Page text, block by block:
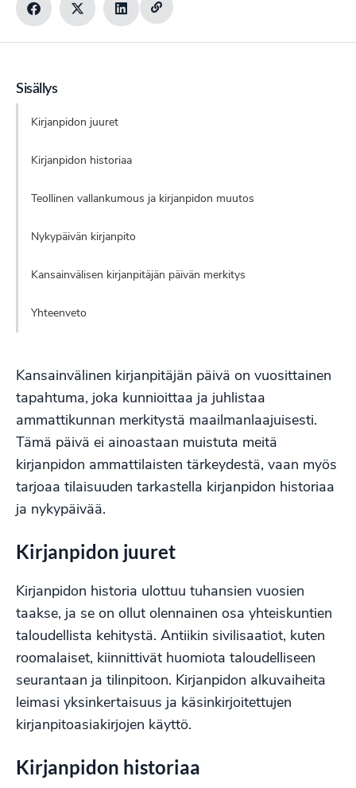
Sisällys
Kirjanpidon juuret
Kirjanpidon historiaa
Teollinen vallankumous ja kirjanpidon muutos
Nykypäivän kirjanpito
Kansainvälisen kirjanpitäjän päivän merkitys
Yhteenveto
Kansainvälinen kirjanpitäjän päivä on vuosittainen
tapahtuma, joka kunnioittaa ja juhlistaa
ammattikunnan merkitystä maailmanlaajuisesti.
Tämä päivä ei ainoastaan muistuta meitä
kirjanpidon ammattilaisten tärkeydestä, vaan myös
tarjoaa tilaisuuden tarkastella kirjanpidon historiaa
ja nykypäivää.
Kirjanpidon juuret
Kirjanpidon historia ulottuu tuhansien vuosien
taakse, ja se on ollut olennainen osa yhteiskuntien
taloudellista kehitystä. Antiikin sivilisaatiot, kuten
roomalaiset, kiinnittivät huomiota taloudelliseen
seurantaan ja tilinpitoon. Kirjanpidon alkuvaiheita
leimasi yksinkertaisuus ja käsinkirjoitettujen
kirjanpitoasiakirjojen käyttö.
Kirjanpidon historiaa